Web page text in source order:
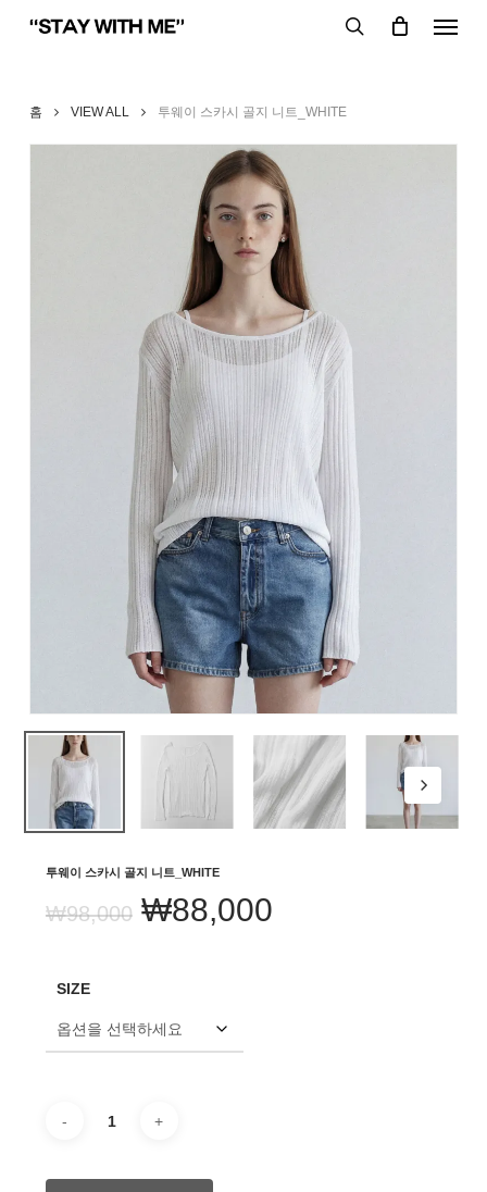
Menu
홈 VIEW ALL 투웨이 스카시 골지 니트_WHITE
투웨이 스카시 골지 니트_WHITE
₩98,000 원
₩98,000.
₩88,000현
SIZE